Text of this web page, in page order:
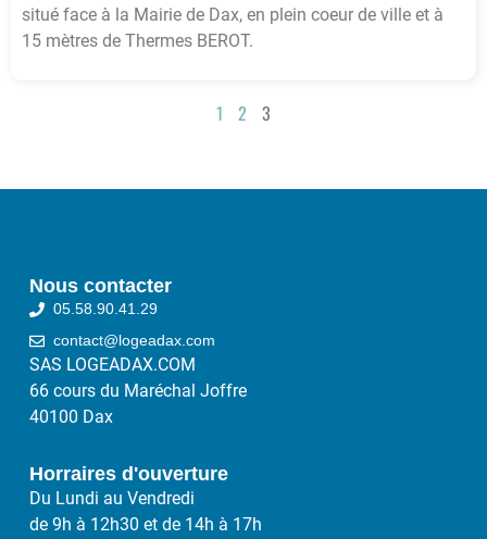
situé face à la Mairie de Dax, en plein coeur de ville et à
15 mètres de Thermes BEROT.
1 2 3
Nous contacter
05.58.90.41.29
contact@logeadax.com
SAS LOGEADAX.COM
66 cours du Maréchal Joffre
40100 Dax
Horraires d'ouverture
Du Lundi au Vendredi
de 9h à 12h30 et de 14h à 17h